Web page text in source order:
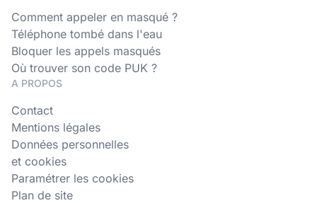
Comment appeler en masqué ?
Téléphone tombé dans l'eau
Bloquer les appels masqués
Où trouver son code PUK ?
A PROPOS
Contact
Mentions légales
Données personnelles
et cookies
Paramétrer les cookies
Plan de site